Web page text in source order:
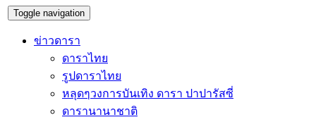
Toggle navigation
ข่าวดารา
ดาราไทย
รูปดาราไทย
หลุดๆวงการบันเทิง ดารา ปาปารัสซี่
ดารานานาชาติ